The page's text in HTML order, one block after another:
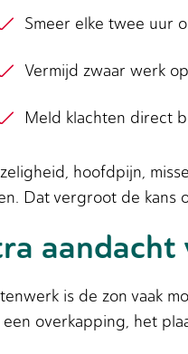
Smeer elke twee uur
Vermijd zwaar werk
Meld klachten direct
hoofdpijn,
Dat vergroot de kans
is de zon vaak
overkapping, het